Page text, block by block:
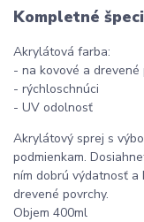
Kompletné
Akrylátová farba:
- na kovové a drevené
- rýchloschnúci
- UV odolnosť
Akrylátový sprej s
podmienkam.
ním dobrú výdatnosť a
drevené povrchy.
Objem 400ml